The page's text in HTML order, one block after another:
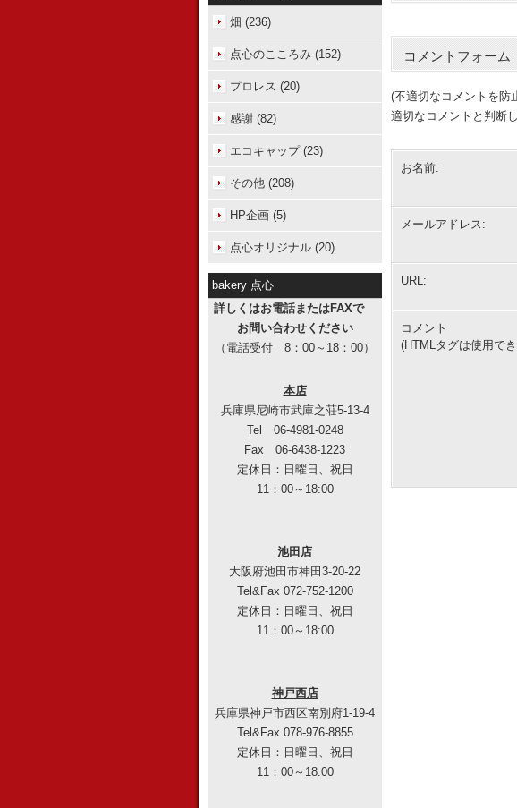
コメントフォーム
(不適切なコメントを防
適切なコメントと判断
お名前:
メールアドレス:
URL:
コメント
(HTMLタグは使用で
畑 (236)
点心のこころみ (152)
プロレス (20)
感謝 (82)
エコキャップ (23)
その他 (208)
HP企画 (5)
点心オリジナル (20)
bakery 点心
詳しくはお電話またはFAXで
お問い合わせください
（電話受付 8：00～18：00）
本店
兵庫県尼崎市武庫之荘5-13-4
Tel 06-4981-0248
Fax 06-6438-1223
定休日：日曜日、祝日
11：00～18:00
池田店
大阪府池田市神田3-20-22
Tel&Fax 072-752-1200
定休日：日曜日、祝日
11：00～18:00
神戸西店
兵庫県神戸市西区南別府1-19-4
Tel&Fax 078-976-8855
定休日：日曜日、祝日
11：00～18:00